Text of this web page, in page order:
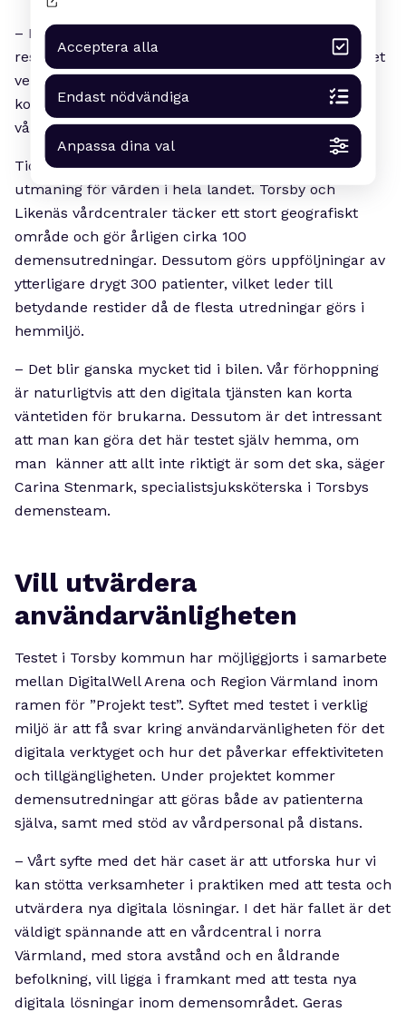
– De första bromsmedicinerna som visar lovande
resultat vid Alzheimer börjar att komma, och om det
verkligen finns en bromsmedicin så tror jag det
kommer att öka benägenheten att ta kontakt med
vården tidigare.
Tiden det tar att ställa en diagnos är i dag en
utmaning för vården i hela landet. Torsby och
Likenäs vårdcentraler täcker ett stort geografiskt
område och gör årligen cirka 100
demensutredningar. Dessutom görs uppföljningar av
ytterligare drygt 300 patienter, vilket leder till
betydande restider då de flesta utredningar görs i
hemmiljö.
– Det blir ganska mycket tid i bilen. Vår förhoppning
är naturligtvis att den digitala tjänsten kan korta
väntetiden för brukarna. Dessutom är det intressant
att man kan göra det här testet själv hemma, om
man känner att allt inte riktigt är som det ska, säger
Carina Stenmark, specialistsjuksköterska i Torsbys
demensteam.
Vill utvärdera
användarvänligheten
Testet i Torsby kommun har möjliggjorts i samarbete
mellan DigitalWell Arena och Region Värmland inom
ramen för ”Projekt test”. Syftet med testet i verklig
miljö är att få svar kring användarvänligheten för det
digitala verktyget och hur det påverkar effektiviteten
och tillgängligheten. Under projektet kommer
demensutredningar att göras både av patienterna
själva, samt med stöd av vårdpersonal på distans.
– Vårt syfte med det här caset är att utforska hur vi
kan stötta verksamheter i praktiken med att testa och
utvärdera nya digitala lösningar. I det här fallet är det
väldigt spännande att en vårdcentral i norra
Värmland, med stora avstånd och en åldrande
befolkning, vill ligga i framkant med att testa nya
digitala lösningar inom demensområdet. Geras
Acceptera alla
Endast nödvändiga
Anpassa dina val